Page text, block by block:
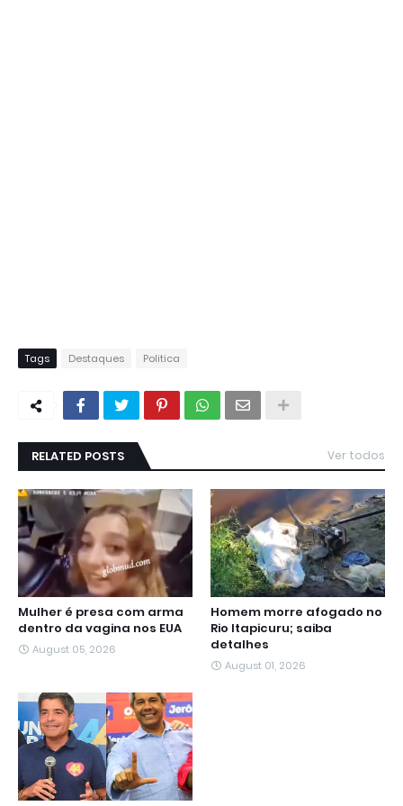
Tags Destaques Politica
RELATED POSTS Ver todos
Mulher é presa com arma
dentro da vagina nos EUA
August 05, 2026
Homem morre afogado no
Rio Itapicuru; saiba
detalhes
August 01, 2026